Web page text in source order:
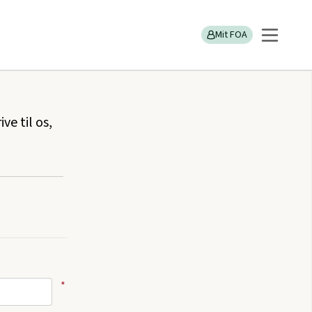
Mit FOA
til os,
*